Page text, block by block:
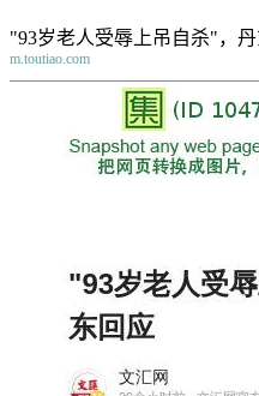
"93岁老人受辱上吊自杀"，
m.toutiao.com